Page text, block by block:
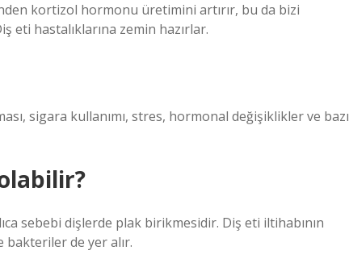
kortizol hormonu üretimini artırır, bu da bizi
eti hastalıklarına zemin hazırlar.
sigara kullanımı, stres, hormonal değişiklikler ve bazı
sebebi dişlerde plak birikmesidir. Diş eti iltihabının
bakteriler de yer alır.